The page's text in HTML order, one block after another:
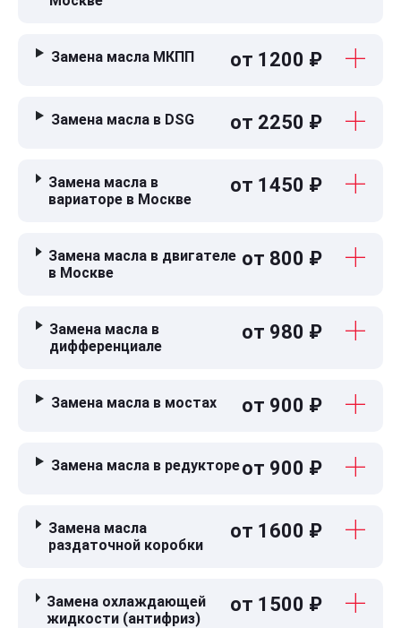
Замена масла МКПП от 1200 ₽
Замена масла в DSG от 2250 ₽
Замена масла в
вариаторе в Москве
от 1450 ₽
Замена масла в двигателе
в Москве
от 800 ₽
Замена масла в
дифференциале
от 980 ₽
Замена масла в мостах от 900 ₽
Замена масла в редуктореот 900 ₽
Замена масла
раздаточной коробки
от 1600 ₽
Замена охлаждающей
жидкости (антифриз)
от 1500 ₽